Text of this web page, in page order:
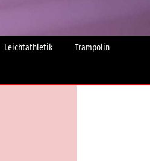
Leichtathletik Trampolin